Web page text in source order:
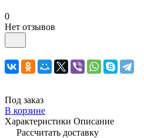
0
Нет отзывов
Под заказ
В корзине
Характеристики Описание
Рассчитать доставку